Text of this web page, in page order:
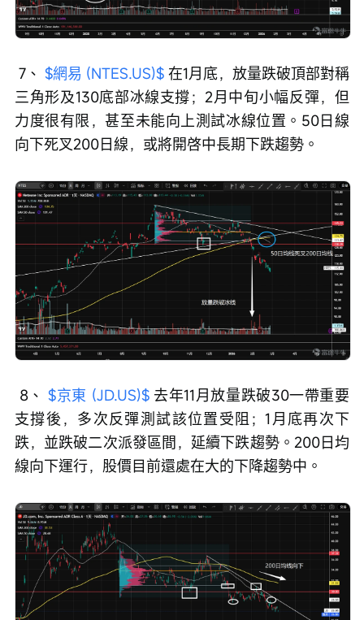
7、 $網易 (NTES.US)$ 在1月底，放量跌破頂部對稱
三角形及130底部冰線支撐；2月中旬小幅反彈，但
力度很有限，甚至未能向上測試冰線位置。50日線
向下死叉200日線，或將開啓中長期下跌趨勢。
8、 $京東 (JD.US)$ 去年11月放量跌破30一帶重要
支撐後，多次反彈測試該位置受阻；1月底再次下
跌，並跌破二次派發區間，延續下跌趨勢。200日均
線向下運行，股價目前還處在大的下降趨勢中。